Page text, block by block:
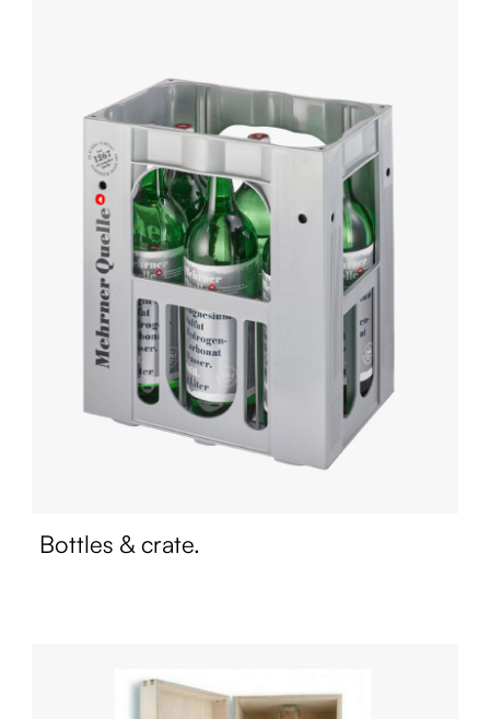
Bottles & crate.